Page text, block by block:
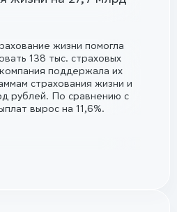
жизни помогла
138 тыс. страховых
поддержала их
страхования жизни и
рублей. По сравнению с
вырос на 11,6%.